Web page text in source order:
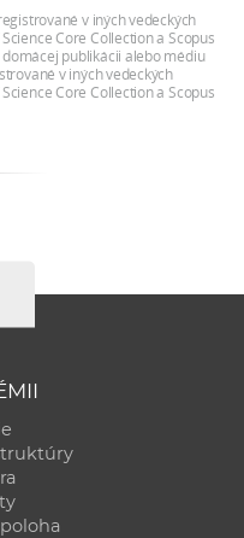
v iných vedeckých
Core Collection a Scopus
publikácii alebo médiu
v iných vedeckých
Core Collection a Scopus